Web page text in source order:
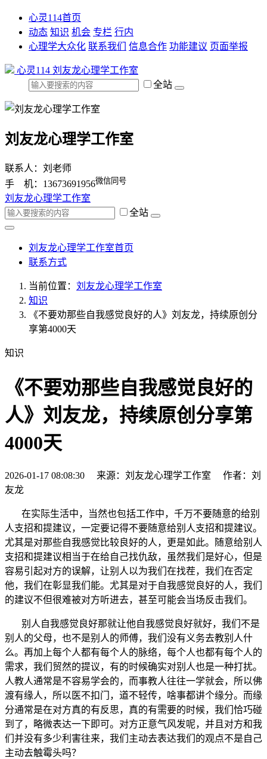
心灵114首页
动态 知识 机会 专栏 行内
心理学大众化 联系我们 信息合作 功能建议 页面举报
心灵114 刘友龙心理学工作室
全站
刘友龙心理学工作室
联系人：刘老师
手 机：13673691956微信同号
刘友龙心理学工作室
全站
刘友龙心理学工作室首页
联系方式
当前位置： 刘友龙心理学工作室
知识
《不要劝那些自我感觉良好的人》刘友龙，持续原创分
享第4000天
知识
《不要劝那些自我感觉良好的
人》刘友龙，持续原创分享第
4000天
2026-01-17 08:08:30 来源：刘友龙心理学工作室 作者：刘
友龙
在实际生活中，当然也包括工作中，千万不要随意的给别
人支招和提建议，一定要记得不要随意给别人支招和提建议。
尤其是对那些自我感觉比较良好的人，更是如此。随意给别人
支招和提建议相当于在给自己找仇敌，虽然我们是好心，但是
容易引起对方的误解，让别人以为我们在找茬，我们在否定
他，我们在彰显我们能。尤其是对于自我感觉良好的人，我们
的建议不但很难被对方听进去，甚至可能会当场反击我们。
别人自我感觉良好那就让他自我感觉良好就好，我们不是
别人的父母，也不是别人的师傅，我们没有义务去教别人什
么。再加上每个人都有每个人的脉络，每个人也都有每个人的
需求，我们贸然的提议，有的时候确实对别人也是一种打扰。
人教人通常是不容易学会的，而事教人往往一学就会，所以佛
渡有缘人，所以医不扣门，道不轻传，啥事都讲个缘分。而缘
分通常是在对方真的有反思，真的有需要的时候，我们恰巧碰
到了，略微表达一下即可。对方正意气风发呢，并且对方和我
们并没有多少利害往来，我们主动去表达我们的观点不是自己
主动去触霉头吗？